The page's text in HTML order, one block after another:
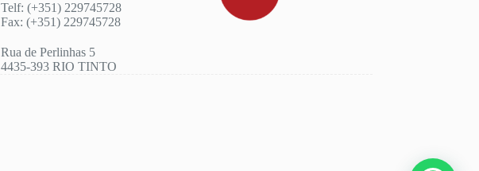
Telf: (+351) 229745728
Fax: (+351) 229745728
Rua de Perlinhas 5
4435-393 RIO TINTO